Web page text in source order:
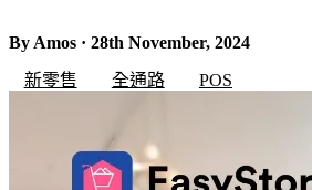
By Amos · 28th November, 2024
新零售
全通路 POS